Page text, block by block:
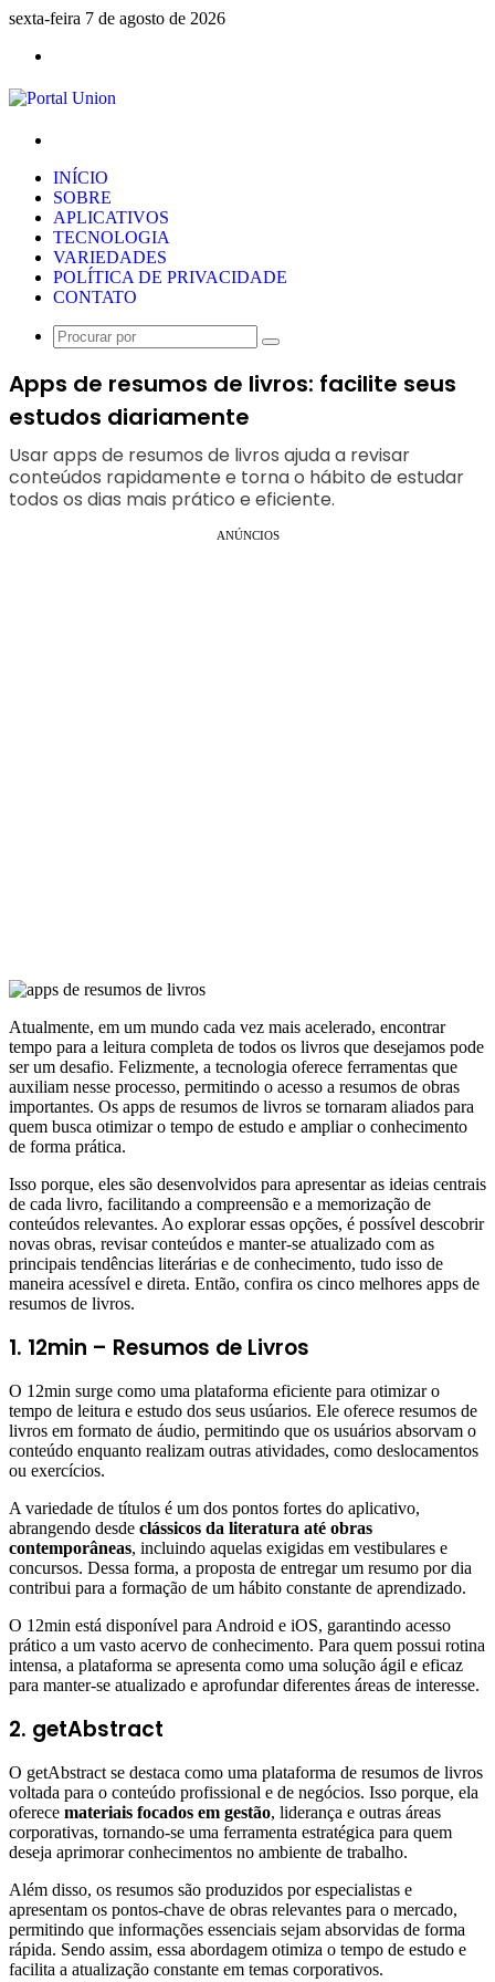
sexta-feira 7 de agosto de 2026
INÍCIO
SOBRE
APLICATIVOS
TECNOLOGIA
VARIEDADES
POLÍTICA DE PRIVACIDADE
CONTATO
Procurar
Apps de resumos de livros: facilite seus
estudos diariamente
Usar apps de resumos de livros ajuda a revisar
conteúdos rapidamente e torna o hábito de estudar
todos os dias mais prático e eficiente.
ANÚNCIOS
Atualmente, em um mundo cada vez mais acelerado, encontrar
tempo para a leitura completa de todos os livros que desejamos pode
ser um desafio. Felizmente, a tecnologia oferece ferramentas que
auxiliam nesse processo, permitindo o acesso a resumos de obras
importantes. Os apps de resumos de livros se tornaram aliados para
quem busca otimizar o tempo de estudo e ampliar o conhecimento
de forma prática.
Isso porque, eles são desenvolvidos para apresentar as ideias centrais
de cada livro, facilitando a compreensão e a memorização de
conteúdos relevantes. Ao explorar essas opções, é possível descobrir
novas obras, revisar conteúdos e manter-se atualizado com as
principais tendências literárias e de conhecimento, tudo isso de
maneira acessível e direta. Então, confira os cinco melhores apps de
resumos de livros.
1. 12min – Resumos de Livros
O 12min surge como uma plataforma eficiente para otimizar o
tempo de leitura e estudo dos seus usúarios. Ele oferece resumos de
livros em formato de áudio, permitindo que os usuários absorvam o
conteúdo enquanto realizam outras atividades, como deslocamentos
ou exercícios.
A variedade de títulos é um dos pontos fortes do aplicativo,
abrangendo desde clássicos da literatura até obras
contemporâneas, incluindo aquelas exigidas em vestibulares e
concursos. Dessa forma, a proposta de entregar um resumo por dia
contribui para a formação de um hábito constante de aprendizado.
O 12min está disponível para Android e iOS, garantindo acesso
prático a um vasto acervo de conhecimento. Para quem possui rotina
intensa, a plataforma se apresenta como uma solução ágil e eficaz
para manter-se atualizado e aprofundar diferentes áreas de interesse.
2. getAbstract
O getAbstract se destaca como uma plataforma de resumos de livros
voltada para o conteúdo profissional e de negócios. Isso porque, ela
oferece materiais focados em gestão, liderança e outras áreas
corporativas, tornando-se uma ferramenta estratégica para quem
deseja aprimorar conhecimentos no ambiente de trabalho.
Além disso, os resumos são produzidos por especialistas e
apresentam os pontos-chave de obras relevantes para o mercado,
permitindo que informações essenciais sejam absorvidas de forma
rápida. Sendo assim, essa abordagem otimiza o tempo de estudo e
facilita a atualização constante em temas corporativos.